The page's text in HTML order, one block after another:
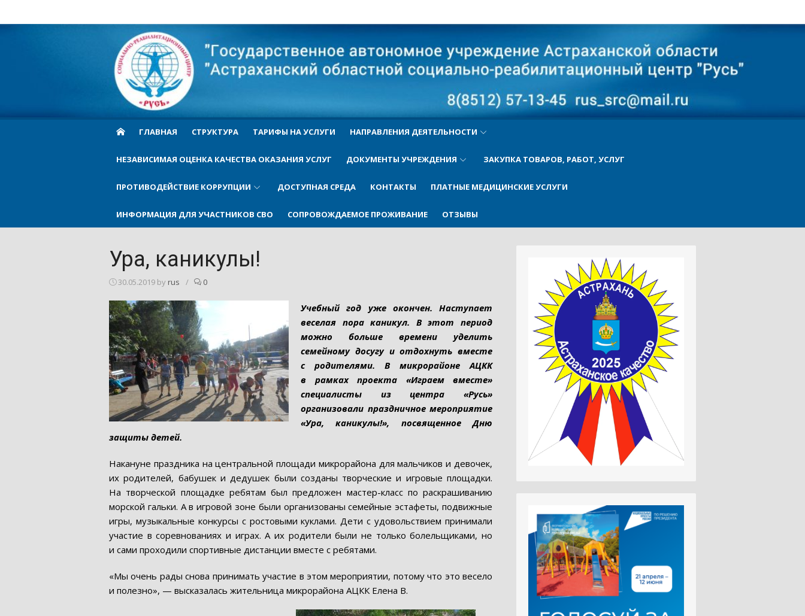
content
Cоциально-
реабилитационный
центр Русь
ГЛАВНАЯ СТРУКТУРА ТАРИФЫ НА УСЛУГИ НАПРАВЛЕНИЯ ДЕЯТЕЛЬНОСТИ
НЕЗАВИСИМАЯ ОЦЕНКА КАЧЕСТВА ОКАЗАНИЯ УСЛУГ ДОКУМЕНТЫ УЧРЕЖДЕНИЯ ЗАКУПКА ТОВАРОВ, РАБОТ, УСЛУГ
ПРОТИВОДЕЙСТВИЕ КОРРУПЦИИ ДОСТУПНАЯ СРЕДА КОНТАКТЫ ПЛАТНЫЕ МЕДИЦИНСКИЕ УСЛУГИ
ИНФОРМАЦИЯ ДЛЯ УЧАСТНИКОВ СВО СОПРОВОЖДАЕМОЕ ПРОЖИВАНИЕ ОТЗЫВЫ
Ура, каникулы!
30.05.2019 by rus / 0
Учебный год уже окончен. Наступает
веселая пора каникул. В этот период
можно больше времени уделить
семейному досугу и отдохнуть вместе
с родителями. В микрорайоне АЦКК
в рамках проекта «Играем вместе»
специалисты из центра «Русь»
организовали праздничное мероприятие
«Ура, каникулы!», посвященное Дню
защиты детей.
Накануне праздника на центральной площади микрорайона для мальчиков и девочек,
их родителей, бабушек и дедушек были созданы творческие и игровые площадки.
На творческой площадке ребятам был предложен мастер-класс по раскрашиванию
морской гальки. А в игровой зоне были организованы семейные эстафеты, подвижные
игры, музыкальные конкурсы с ростовыми куклами. Дети с удовольствием принимали
участие в соревнованиях и играх. А их родители были не только болельщиками, но
и сами проходили спортивные дистанции вместе с ребятами.
«Мы очень рады снова принимать участие в этом мероприятии, потому что это весело
и полезно», — высказалась жительница микрорайона АЦКК Елена В.